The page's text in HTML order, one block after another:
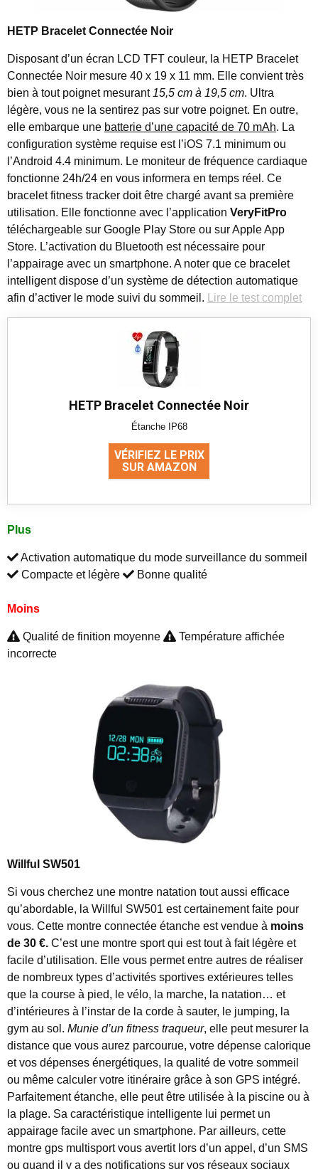
HETP Bracelet Connectée Noir
Disposant d’un écran LCD TFT couleur, la HETP Bracelet
Connectée Noir mesure 40 x 19 x 11 mm. Elle convient très
bien à tout poignet mesurant 15,5 cm à 19,5 cm. Ultra
légère, vous ne la sentirez pas sur votre poignet. En outre,
elle embarque une batterie d’une capacité de 70 mAh. La
configuration système requise est l’iOS 7.1 minimum ou
l’Android 4.4 minimum. Le moniteur de fréquence cardiaque
fonctionne 24h/24 en vous informera en temps réel. Ce
bracelet fitness tracker doit être chargé avant sa première
utilisation. Elle fonctionne avec l’application VeryFitPro
téléchargeable sur Google Play Store ou sur Apple App
Store. L’activation du Bluetooth est nécessaire pour
l’appairage avec un smartphone. A noter que ce bracelet
intelligent dispose d’un système de détection automatique
afin d’activer le mode suivi du sommeil.
Lire le test complet
HETP Bracelet Connectée Noir
Étanche IP68
VÉRIFIEZ LE PRIX
SUR AMAZON
Plus
Activation automatique du mode surveillance du sommeil
Compacte et légère
Bonne qualité
Moins
Qualité de finition moyenne
Température affichée
incorrecte
Willful SW501
Si vous cherchez une montre natation tout aussi efficace
qu’abordable, la Willful SW501 est certainement faite pour
vous. Cette montre connectée étanche est vendue à moins
de 30 €. C’est une montre sport qui est tout à fait légère et
facile d’utilisation. Elle vous permet entre autres de réaliser
de nombreux types d’activités sportives extérieures telles
que la course à pied, le vélo, la marche, la natation… et
d’intérieures à l’instar de la corde à sauter, le jumping, la
gym au sol. Munie d’un fitness traqueur, elle peut mesurer la
distance que vous aurez parcourue, votre dépense calorique
et vos dépenses énergétiques, la qualité de votre sommeil
ou même calculer votre itinéraire grâce à son GPS intégré.
Parfaitement étanche, elle peut être utilisée à la piscine ou à
la plage. Sa caractéristique intelligente lui permet un
appairage facile avec un smartphone. Par ailleurs, cette
montre gps multisport vous avertit lors d’un appel, d’un SMS
ou quand il y a des notifications sur vos réseaux sociaux